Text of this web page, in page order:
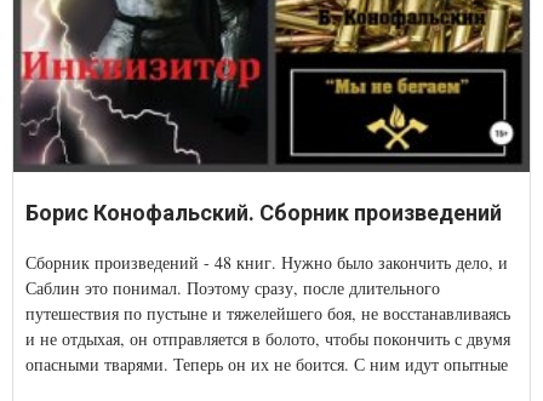
Борис Конофальский. Сборник произведений
Сборник произведений - 48 книг. Нужно было закончить дело, и
Саблин это понимал. Поэтому сразу, после длительного
путешествия по пустыне и тяжелейшего боя, не восстанавливаясь
и не отдыхая, он отправляется в болото, чтобы покончить с двумя
опасными тварями. Теперь он их не боится. С ним идут опытные